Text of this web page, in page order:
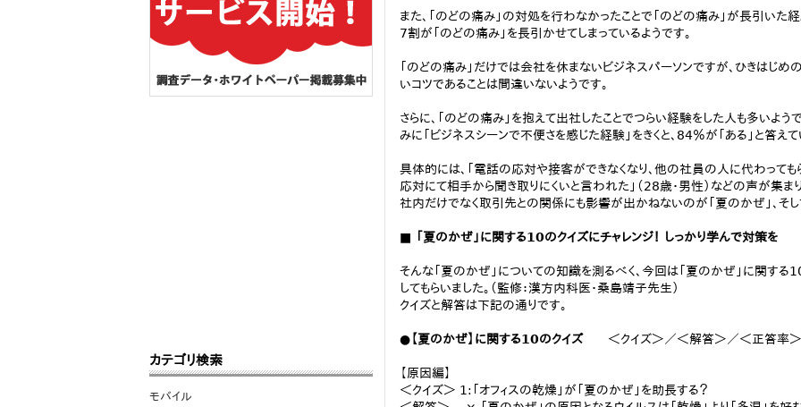
また、「のどの痛み」の対処を行わなかったことで「のどの痛み」が長引いた
7割が「のどの痛み」を長引かせてしまっているようです。
「のどの痛み」だけでは会社を休まないビジネスパーソンですが、ひきはじ
いコツであることは間違いないようです。
さらに、「のどの痛み」を抱えて出社したことでつらい経験をした人も多いよ
みに「ビジネスシーンで不便さを感じた経験」をきくと、84％が「ある」と答えて
具体的には、「電話の応対や接客ができなくなり、他の社員の人に代わっても
応対にて相手から聞き取りにくいと言われた」（28歳・男性）などの声が集ま
社内だけでなく取引先との関係にも影響が出かねないのが「夏のかぜ」、そし
■ 「夏のかぜ」に関する10のクイズにチャレンジ！ しっかり学んで対策を
そんな「夏のかぜ」についての知識を測るべく、今回は「夏のかぜ」に関す
してもらいました。（監修：漢方内科医・桑島靖子先生）
クイズと解答は下記の通りです。
●【夏のかぜ】に関する10のクイズ＜クイズ＞／＜解答＞／＜正答率
【原因編】
＜クイズ＞ 1:「オフィスの乾燥」が「夏のかぜ」を助長する？
カテゴリ検索
モバイル